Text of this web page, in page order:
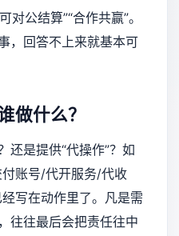
对公结算”“合作共赢”。
，回答不上来就基本可
做什么？
还是提供“代操作”？如
账号/代开服务/代收
写在动作里了。凡是需
往往最后会把责任往中